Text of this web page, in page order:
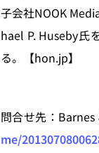
子会社NOOK
hael P. Huseby氏
る。【hon.jp】
問合せ先：
me/